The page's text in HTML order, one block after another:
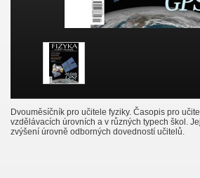
Dvouměsíčník pro učitele fyziky. Časopis pro
vzdělávacích úrovních a v různých typech škol.
zvýšení úrovně odborných dovedností učitelů.